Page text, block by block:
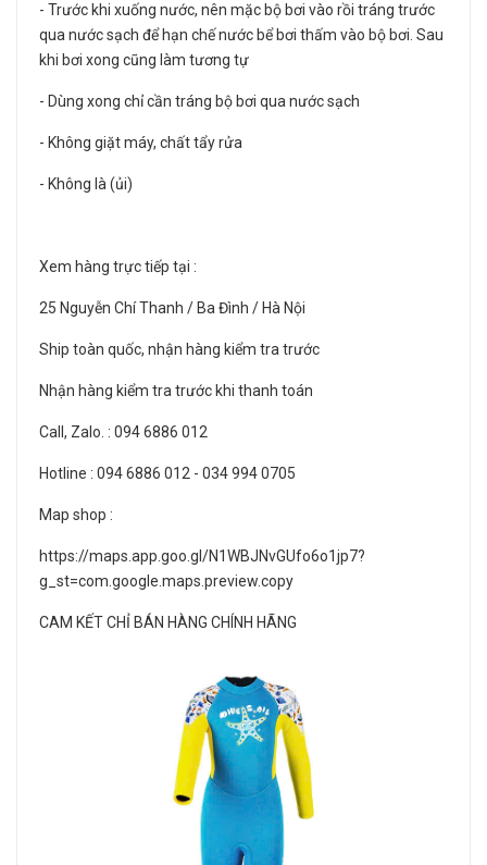
- Trước khi xuống nước, nên mặc bộ bơi vào rồi tráng trước
qua nước sạch để hạn chế nước bể bơi thấm vào bộ bơi. Sau
khi bơi xong cũng làm tương tự
- Dùng xong chỉ cần tráng bộ bơi qua nước sạch
- Không giặt máy, chất tẩy rửa
- Không là (ủi)
Xem hàng trực tiếp tại :
25 Nguyễn Chí Thanh / Ba Đình / Hà Nội
Ship toàn quốc, nhận hàng kiểm tra trước
Nhận hàng kiểm tra trước khi thanh toán
Call, Zalo. : 094 6886 012
Hotline : 094 6886 012 - 034 994 0705
Map shop :
https://maps.app.goo.gl/N1WBJNvGUfo6o1jp7?
g_st=com.google.maps.preview.copy
CAM KẾT CHỈ BÁN HÀNG CHÍNH HÃNG